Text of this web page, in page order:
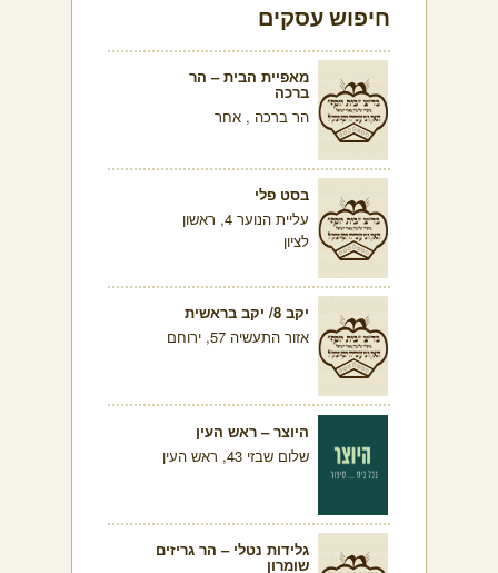
חיפוש עסקים
מאפיית הבית – הר
ברכה
הר ברכה , אחר
בסט פלי
עליית הנוער 4, ראשון
לציון
יקב 8/ יקב בראשית
אזור התעשיה 57, ירוחם
היוצר – ראש העין
שלום שבזי 43, ראש העין
גלידות נטלי – הר גריזים
שומרון